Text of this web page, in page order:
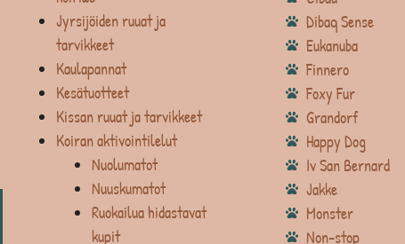
Jyrsijöiden ruuat ja
tarvikkeet
Kaulapannat
Kesätuotteet
Kissan ruuat ja tarvikkeet
Koiran aktivointilelut
Nuolumatot
Nuuskumatot
Ruokailua hidastavat
kupit
Dibaq Sense
Eukanuba
Finnero
Foxy Fur
Grandorf
Happy Dog
Iv San Bernard
Jakke
Monster
Non-stop